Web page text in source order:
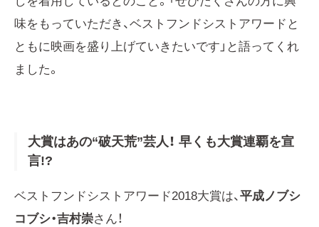
味をもっていただき、ベストフンドシストアワードと
ともに映画を盛り上げていきたいです」と語ってくれ
ました。
大賞はあの“破天荒”芸人！ 早くも大賞連覇を宣
言!?
ベストフンドシストアワード2018大賞は、平成ノブシ
コブシ・吉村崇さん！